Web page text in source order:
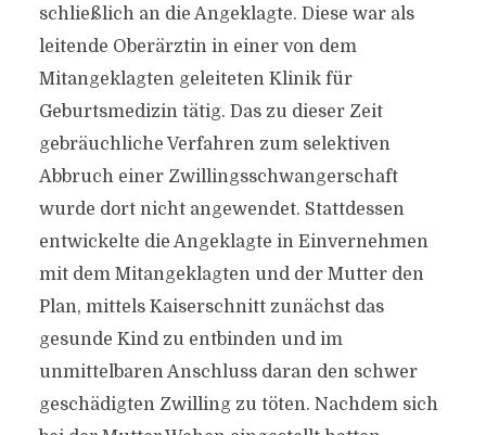
schließlich an die Angeklagte. Diese war als
leitende Oberärztin in einer von dem
Mitangeklagten geleiteten Klinik für
Geburtsmedizin tätig. Das zu dieser Zeit
gebräuchliche Verfahren zum selektiven
Abbruch einer Zwillingsschwangerschaft
wurde dort nicht angewendet. Stattdessen
entwickelte die Angeklagte in Einvernehmen
mit dem Mitangeklagten und der Mutter den
Plan, mittels Kaiserschnitt zunächst das
gesunde Kind zu entbinden und im
unmittelbaren Anschluss daran den schwer
geschädigten Zwilling zu töten. Nachdem sich